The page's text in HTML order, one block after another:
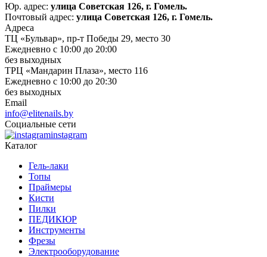
Юр. адрес: улица Советская 126, г. Гомель.
Почтовый адрес: улица Советская 126, г. Гомель.
Адреса
ТЦ «Бульвар», пр-т Победы 29, место 30
Ежедневно с 10:00 до 20:00
без выходных
ТРЦ «Мандарин Плаза», место 116
Ежедневно с 10:00 до 20:30
без выходных
Email
info@elitenails.by
Социальные сети
instagram
Каталог
Гель-лаки
Топы
Праймеры
Кисти
Пилки
ПЕДИКЮР
Инструменты
Фрезы
Электрооборудование